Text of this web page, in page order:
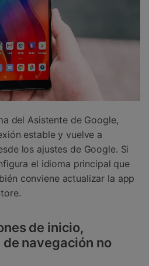
del Asistente de Google,
estable y vuelve a
los ajustes de Google. Si
el idioma principal que
conviene actualizar la app
de inicio,
navegación no